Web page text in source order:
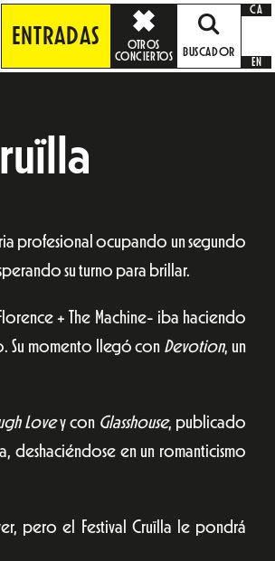
ENTRADAS
OTROS
CONCIERTOS
BUSCADOR
CA
EN
profesional ocupando un segundo
su turno para brillar.
+ The Machine- iba haciendo
Su momento llegó con Devotion, un
Lovey con Glasshouse, publicado
deshaciéndose en un romanticismo
pero el Festival Cruïlla le pondrá